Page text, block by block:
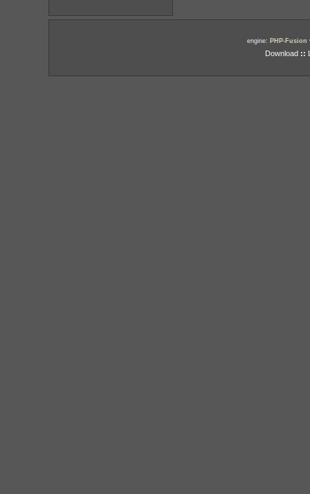
engine: PHP-Fusion
Download ::